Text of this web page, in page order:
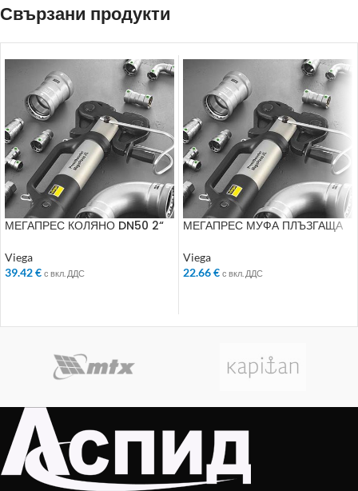
Свързани продукти
МЕГАПРЕС КОЛЯНО DN50 2“
Viega
39.42€ с вкл. ДДС
МЕГАПРЕС МУФА ПЛЪЗГАЩА
Viega
22.66€ с вкл. ДДС